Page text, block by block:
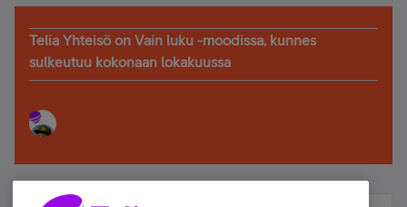
Telia Yhteisö on Vain luku -moodissa, kunnes
sulkeutuu kokonaan lokakuussa